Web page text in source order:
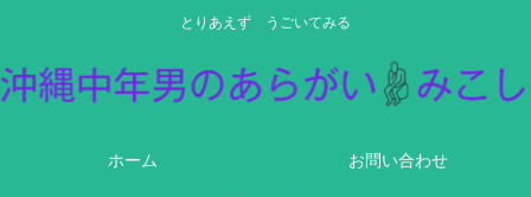
とりあえず うごいてみる
ホーム
お問い合わせ